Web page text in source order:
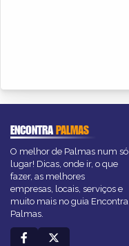
ENCONTRAPALMAS
O melhor de Palmas num só
lugar! Dicas, onde ir, o que
fazer, as melhores
empresas, locais, serviços e
muito mais no guia Encontra
Palmas.